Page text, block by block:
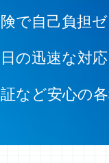
で自己負担
の迅速な対応
など安心の